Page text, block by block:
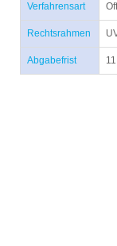
Verfahrensart
Rechtsrahmen
Abgabefrist